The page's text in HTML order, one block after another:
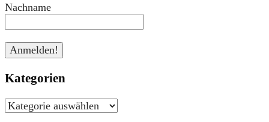
Nachname
Kategorien
Kategorien